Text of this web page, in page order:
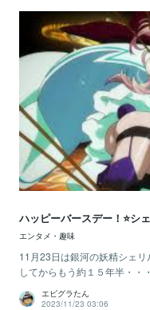
ハッピーバースデー！⭐シ
エンタメ・趣味
11月23日は銀河の妖精シェ
してからもう約１５年半・・
エビグラたん
2023/11/23 03:06